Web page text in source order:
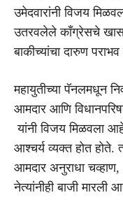
उमेदवारांनी विजय
उतरवलेले काँग्रेसचे
बाकीच्यांचा दारुण पराभव
महायुतीच्या पॅनलमधून
आमदार आणि
यांनी विजय मिळवला
आश्चर्य व्यक्त होत होते.
आमदार अनुराधा
नेत्यांनीही बाजी मारली